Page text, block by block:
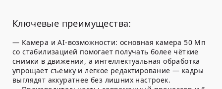
Ключевые преимущества:
— Камера и AI-возможности: основная камера 50 Мп
со стабилизацией помогает получать более чёткие
снимки в движении, а интеллектуальная обработка
упрощает съёмку и лёгкое редактирование — кадры
выглядят аккуратнее без лишних настроек.